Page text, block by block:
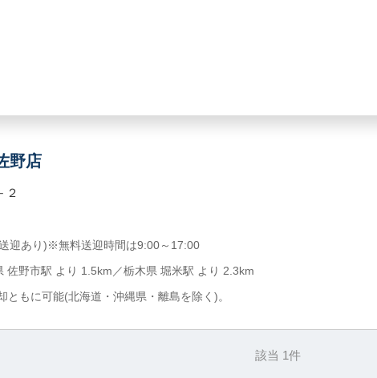
野店
２
迎あり)※無料送迎時間は9:00～17:00
佐野市駅 より 1.5km／栃木県 堀米駅 より 2.3km
ともに可能(北海道・沖縄県・離島を除く)。
該当 1件